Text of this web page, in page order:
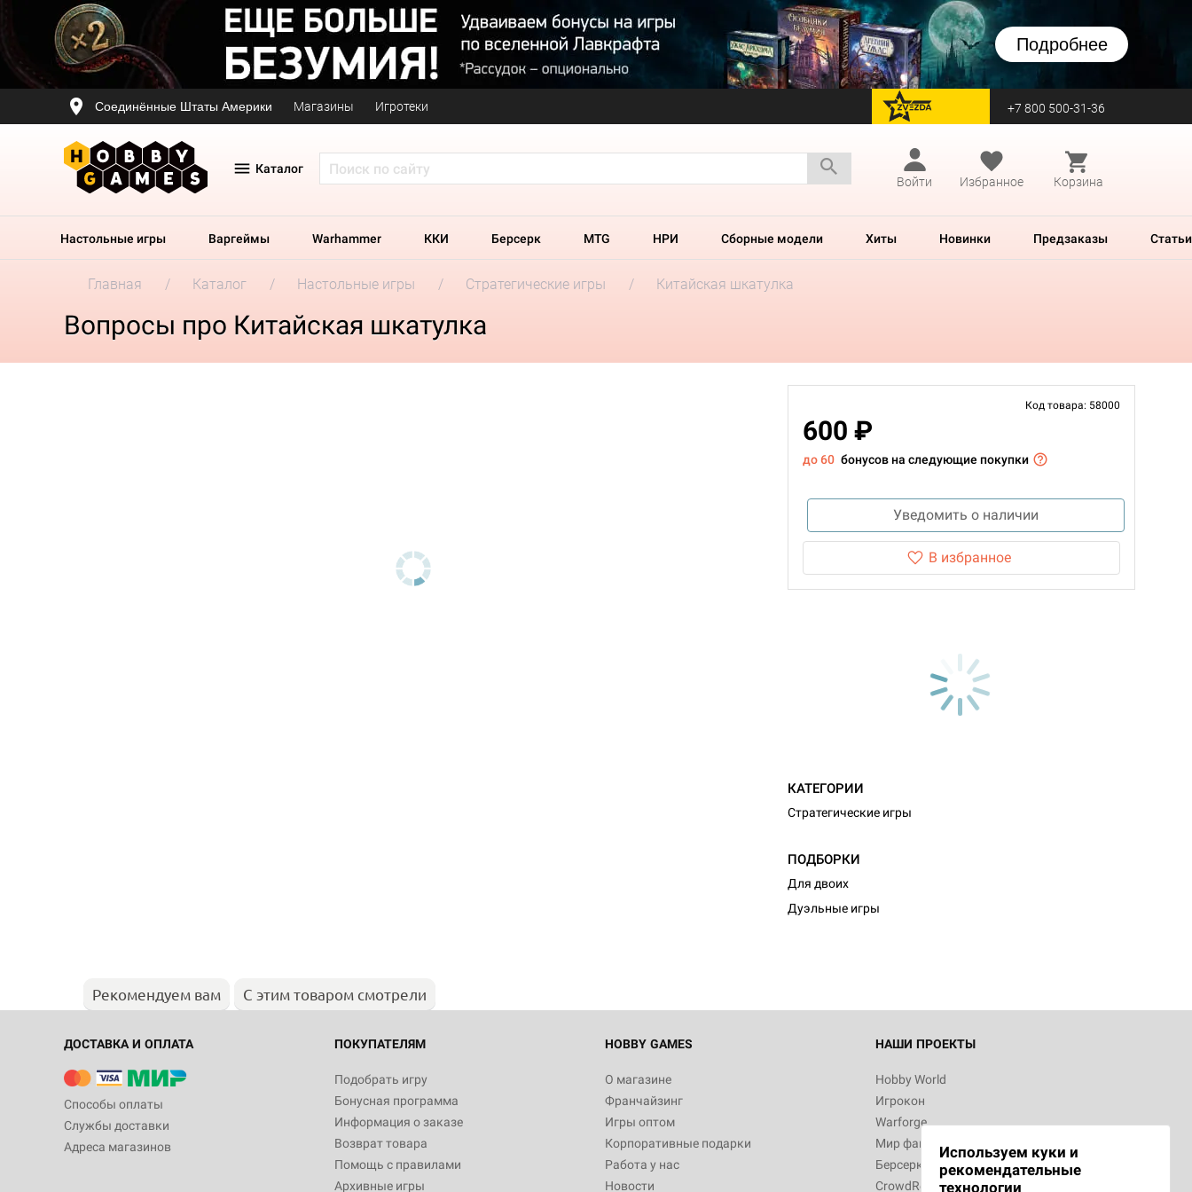
Подробнее
Соединённые Штаты Америки Магазины Игротеки перейти на Zvezda +7 800 500-31-36
Каталог
Войти
Избранное Корзина
Настольные игры Варгеймы Warhammer ККИ Берсерк MTG НРИ Сборные модели Хиты Новинки Предзаказы Статьи
Главная Каталог Настольные игры Стратегические игры Китайская шкатулка
Вопросы про Китайская шкатулка
Код товара: 58000
600 ₽
до 60 бонусов на следующие покупки
Уведомить о наличии
В избранное
КАТЕГОРИИ
Стратегические игры
ПОДБОРКИ
Для двоих
Дуэльные игры
Рекомендуем вам С этим товаром смотрели
ДОСТАВКА И ОПЛАТА
Способы оплаты
Службы доставки
Адреса магазинов
ПОКУПАТЕЛЯМ
Подобрать игру
Бонусная программа
Информация о заказе
Возврат товара
Помощь с правилами
Архивные игры
HOBBY GAMES
О магазине
Франчайзинг
Игры оптом
Корпоративные подарки
Работа у нас
Новости
НАШИ ПРОЕКТЫ
Hobby World
Игрокон
Warforge
Мир фантастики
Берсерк
CrowdRepublic
Используем куки и
рекомендательные
технологии